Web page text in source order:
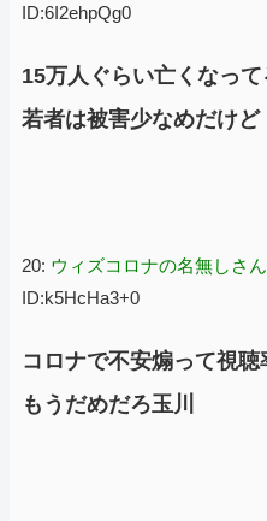
ID:6I2ehpQg0
15万人ぐらい亡くなっ
若者は被害少なめだけど
20: ウィズコロナの名無しさん
ID:k5HcHa3+0
コロナで不安煽って視
もうだめだろ玉川